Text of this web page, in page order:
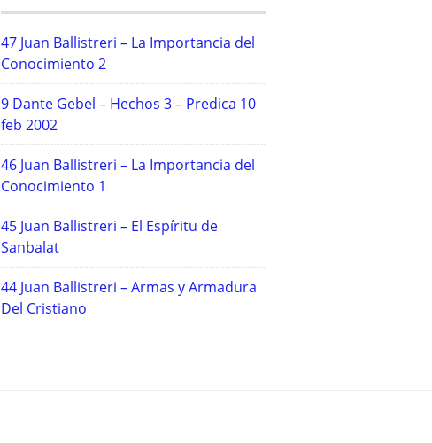
47 Juan Ballistreri – La Importancia del
Conocimiento 2
9 Dante Gebel – Hechos 3 – Predica 10
feb 2002
46 Juan Ballistreri – La Importancia del
Conocimiento 1
45 Juan Ballistreri – El Espíritu de
Sanbalat
44 Juan Ballistreri – Armas y Armadura
Del Cristiano